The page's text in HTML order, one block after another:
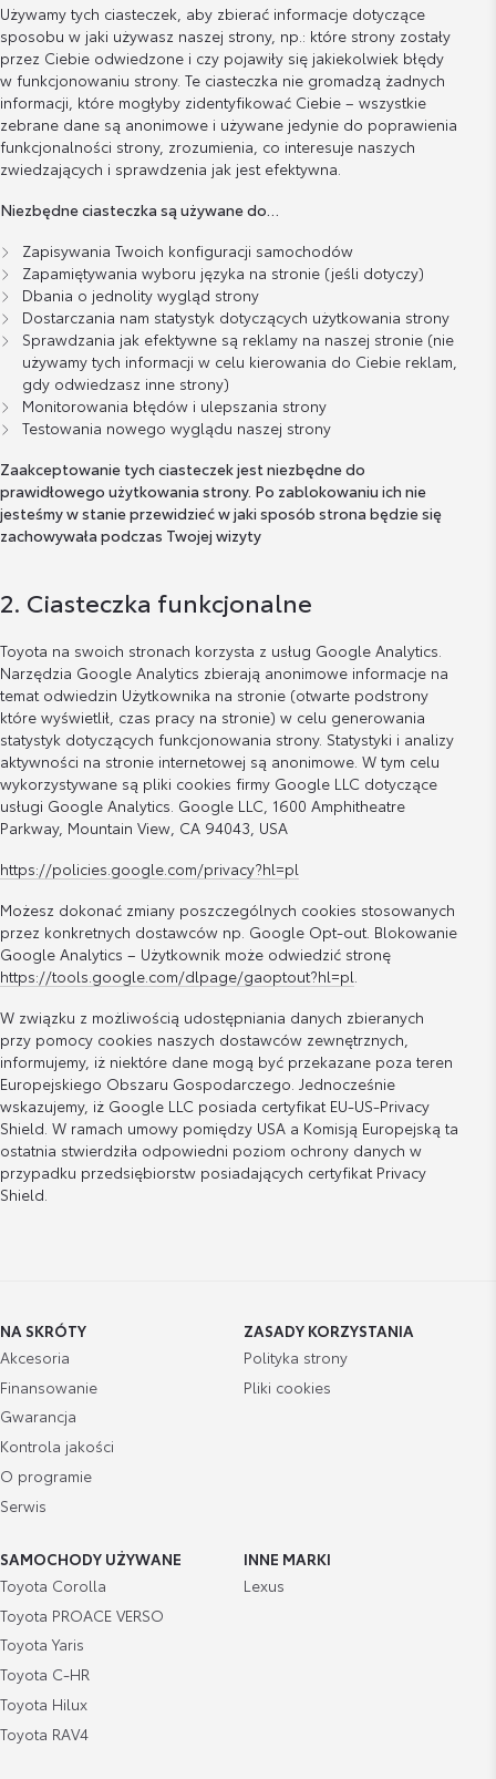
Używamy tych ciasteczek, aby zbierać informacje dotyczące
sposobu w jaki używasz naszej strony, np.: które strony zostały
przez Ciebie odwiedzone i czy pojawiły się jakiekolwiek błędy
w funkcjonowaniu strony. Te ciasteczka nie gromadzą żadnych
informacji, które mogłyby zidentyfikować Ciebie – wszystkie
zebrane dane są anonimowe i używane jedynie do poprawienia
funkcjonalności strony, zrozumienia, co interesuje naszych
zwiedzających i sprawdzenia jak jest efektywna.
Niezbędne ciasteczka są używane do…
Zapisywania Twoich konfiguracji samochodów
Zapamiętywania wyboru języka na stronie (jeśli dotyczy)
Dbania o jednolity wygląd strony
Dostarczania nam statystyk dotyczących użytkowania strony
Sprawdzania jak efektywne są reklamy na naszej stronie (nie
używamy tych informacji w celu kierowania do Ciebie reklam,
gdy odwiedzasz inne strony)
Monitorowania błędów i ulepszania strony
Testowania nowego wyglądu naszej strony
Zaakceptowanie tych ciasteczek jest niezbędne do
prawidłowego użytkowania strony. Po zablokowaniu ich nie
jesteśmy w stanie przewidzieć w jaki sposób strona będzie się
zachowywała podczas Twojej wizyty
2. Ciasteczka funkcjonalne
Toyota na swoich stronach korzysta z usług Google Analytics.
Narzędzia Google Analytics zbierają anonimowe informacje na
temat odwiedzin Użytkownika na stronie (otwarte podstrony
które wyświetlił, czas pracy na stronie) w celu generowania
statystyk dotyczących funkcjonowania strony. Statystyki i analizy
aktywności na stronie internetowej są anonimowe. W tym celu
wykorzystywane są pliki cookies firmy Google LLC dotyczące
usługi Google Analytics. Google LLC, 1600 Amphitheatre
Parkway, Mountain View, CA 94043, USA
https://policies.google.com/privacy?hl=pl
Możesz dokonać zmiany poszczególnych cookies stosowanych
przez konkretnych dostawców np. Google Opt-out. Blokowanie
Google Analytics – Użytkownik może odwiedzić stronę
https://tools.google.com/dlpage/gaoptout?hl=pl.
W związku z możliwością udostępniania danych zbieranych
przy pomocy cookies naszych dostawców zewnętrznych,
informujemy, iż niektóre dane mogą być przekazane poza teren
Europejskiego Obszaru Gospodarczego. Jednocześnie
wskazujemy, iż Google LLC posiada certyfikat EU-US-Privacy
Shield. W ramach umowy pomiędzy USA a Komisją Europejską ta
ostatnia stwierdziła odpowiedni poziom ochrony danych w
przypadku przedsiębiorstw posiadających certyfikat Privacy
Shield.
NA SKRÓTY
Akcesoria
Finansowanie
Gwarancja
Kontrola jakości
O programie
Serwis
ZASADY KORZYSTANIA
Polityka strony
Pliki cookies
SAMOCHODY UŻYWANE
Toyota Corolla
Toyota PROACE VERSO
Toyota Yaris
Toyota C-HR
Toyota Hilux
Toyota RAV4
INNE MARKI
Lexus